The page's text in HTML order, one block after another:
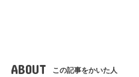
ABOUT この記事をかいた人